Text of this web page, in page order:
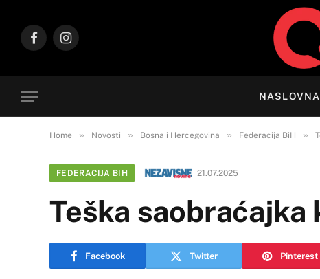
FacebookInstagram
NASLOVNA
Home » Novosti » Bosna i Hercegovina » Federacija BiH »
FEDERACIJA BIH 21.07.2025
Teška saobraćajka
Facebook Twitter Pinterest